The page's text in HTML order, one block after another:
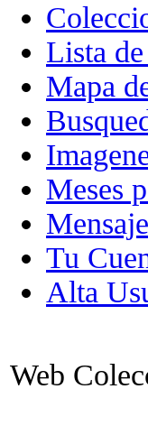
Lista
Mapa
Meses
Tu
Alta
Web